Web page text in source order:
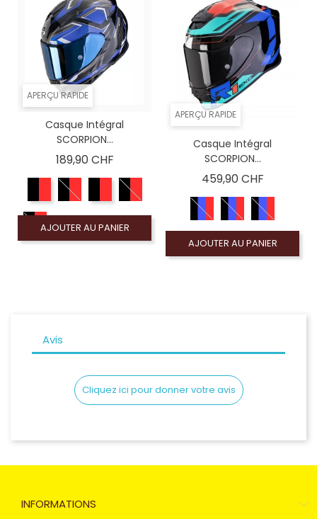
APERÇU RAPIDE
Casque Intégral
SCORPION...
189,90 CHFPrix
AJOUTER AU PANIER
APERÇU RAPIDE
Casque Intégral
SCORPION...
459,90 CHFPrix
AJOUTER AU PANIER
Avis
Cliquez ici pour donner votre avis
INFORMATIONS